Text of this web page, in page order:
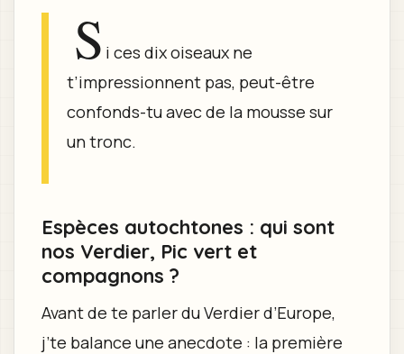
S i ces dix oiseaux ne
t’impressionnent pas, peut-être
confonds-tu avec de la mousse sur
un tronc.
Espèces autochtones : qui sont
nos Verdier, Pic vert et
compagnons ?
Avant de te parler du Verdier d’Europe,
j’te balance une anecdote : la première